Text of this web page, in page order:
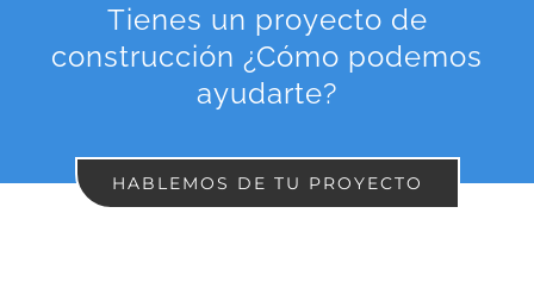
Tienes un proyecto de
construcción ¿Cómo podemos
ayudarte?
HABLEMOS DE TU PROYECTO